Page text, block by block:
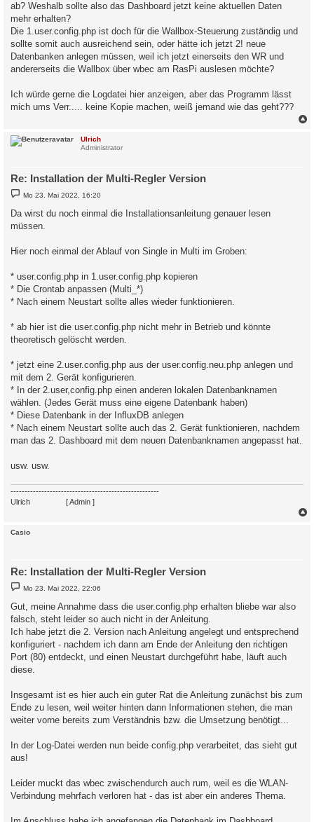
ab? Weshalb sollte also das Dashboard jetzt keine aktuellen Daten
mehr erhalten?
Die 1.user.config.php ist doch für die Wallbox-Steuerung zuständig und
sollte somit auch ausreichend sein, oder hätte ich jetzt 2! neue
Datenbanken anlegen müssen, weil ich jetzt einerseits den WR und
andererseits die Wallbox über wbec am RasPi auslesen möchte?
Ich würde gerne die Logdatei hier anzeigen, aber das Programm lässt
mich ums Verr..... keine Kopie machen, weiß jemand wie das geht???
Ulrich
Administrator
Re: Installation der Multi-Regler Version
B
e
t
r
Mo 23. Mai 2022, 16:20
Da wirst du noch einmal die Installationsanleitung genauer lesen
müssen.
Hier noch einmal der Ablauf von Single in Multi im Groben:
* user.config.php in 1.user.config.php kopieren
* Die Crontab anpassen (Multi_*)
* Nach einem Neustart sollte alles wieder funktionieren.
* ab hier ist die user.config.php nicht mehr in Betrieb und könnte
theoretisch gelöscht werden.
* jetzt eine 2.user.config.php aus der user.config.neu.php anlegen und
mit dem 2. Gerät konfigurieren.
* In der 2.user,config.php einen anderen lokalen Datenbanknamen
wählen. (Jedes Gerät muss eine eigene Datenbank haben)
* Diese Datenbank in der InfluxDB anlegen
* Nach einem Neustart sollte auch das 2. Gerät funktionieren, nachdem
man das 2. Dashboard mit dem neuen Datenbanknamen angepasst hat.
usw. usw.
-----------------------------------------------------
Ulrich
[ Admin ]
Casio
Re: Installation der Multi-Regler Version
B
e
t
r
g
Mo 23. Mai 2022, 22:06
Gut, meine Annahme dass die user.config.php erhalten bliebe war also
falsch, steht leider so auch nicht in der Anleitung.
Ich habe jetzt die 2. Version nach Anleitung angelegt und entsprechend
konfiguriert - nachdem ich dann am Ende der Anleitung den richtigen
Port (80) entdeckt, und einen Neustart durchgeführt habe, läuft auch
diese.
Insgesamt ist es hier auch ein guter Rat die Anleitung zunächst bis zum
Ende zu lesen, weil weiter hinten dann Informationen stehen, die man
weiter vorne bereits zum Verständnis bzw. die Umsetzung benötigt...
In der Log-Datei werden nun beide config.php verarbeitet, das sieht gut
aus!
Leider muckt das wbec zwischendurch auch rum, weil es die WLAN-
Verbindung mehrfach verloren hat - das ist aber ein anderes Thema.